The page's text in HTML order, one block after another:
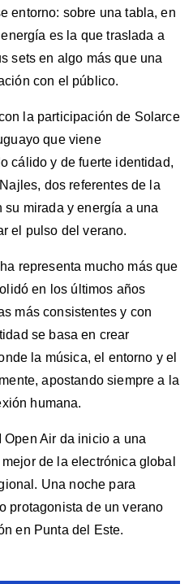
entorno: sobre una tabla, en
es la que traslada a
sets en algo más que una
con el público.
la participación de Solarce
que viene
cálido y de fuerte identidad,
dos referentes de la
mirada y energía a una
el pulso del verano.
representa mucho más que
en los últimos años
más consistentes y con
se basa en crear
la música, el entorno y el
apostando siempre a la
humana.
Air da inicio a una
de la electrónica global
Una noche para
protagonista de un verano
en Punta del Este.